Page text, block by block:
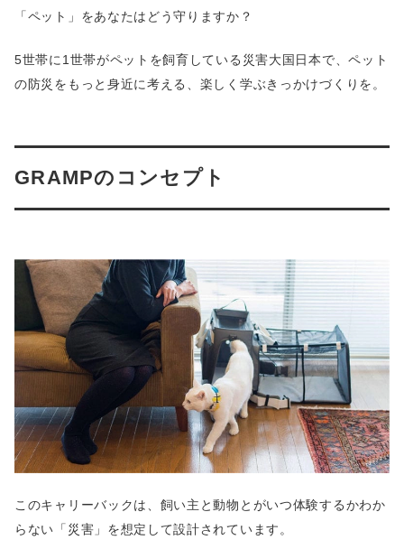
「ペット」をあなたはどう守りますか？
5世帯に1世帯がペットを飼育している災害大国日本で、ペット
の防災をもっと身近に考える、楽しく学ぶきっかけづくりを。
GRAMPのコンセプト
このキャリーバックは、飼い主と動物とがいつ体験するかわか
らない「災害」を想定して設計されています。